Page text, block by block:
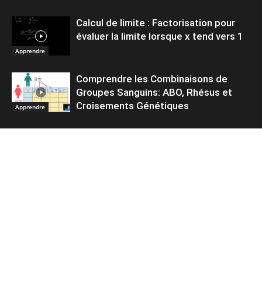
Apprendre
Calcul de limite : Factorisation pour
évaluer la limite lorsque x tend vers 1
Apprendre
Comprendre les Combinaisons de
Groupes Sanguins: ABO, Rhésus et
Croisements Génétiques